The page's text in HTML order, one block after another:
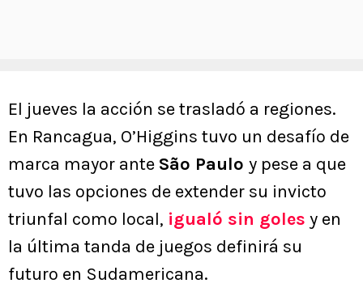
El jueves la acción se trasladó a regiones.
En Rancagua, O’Higgins tuvo un desafío de
marca mayor ante São Paulo y pese a que
tuvo las opciones de extender su invicto
triunfal como local, igualó sin goles y en
la última tanda de juegos definirá su
futuro en Sudamericana.